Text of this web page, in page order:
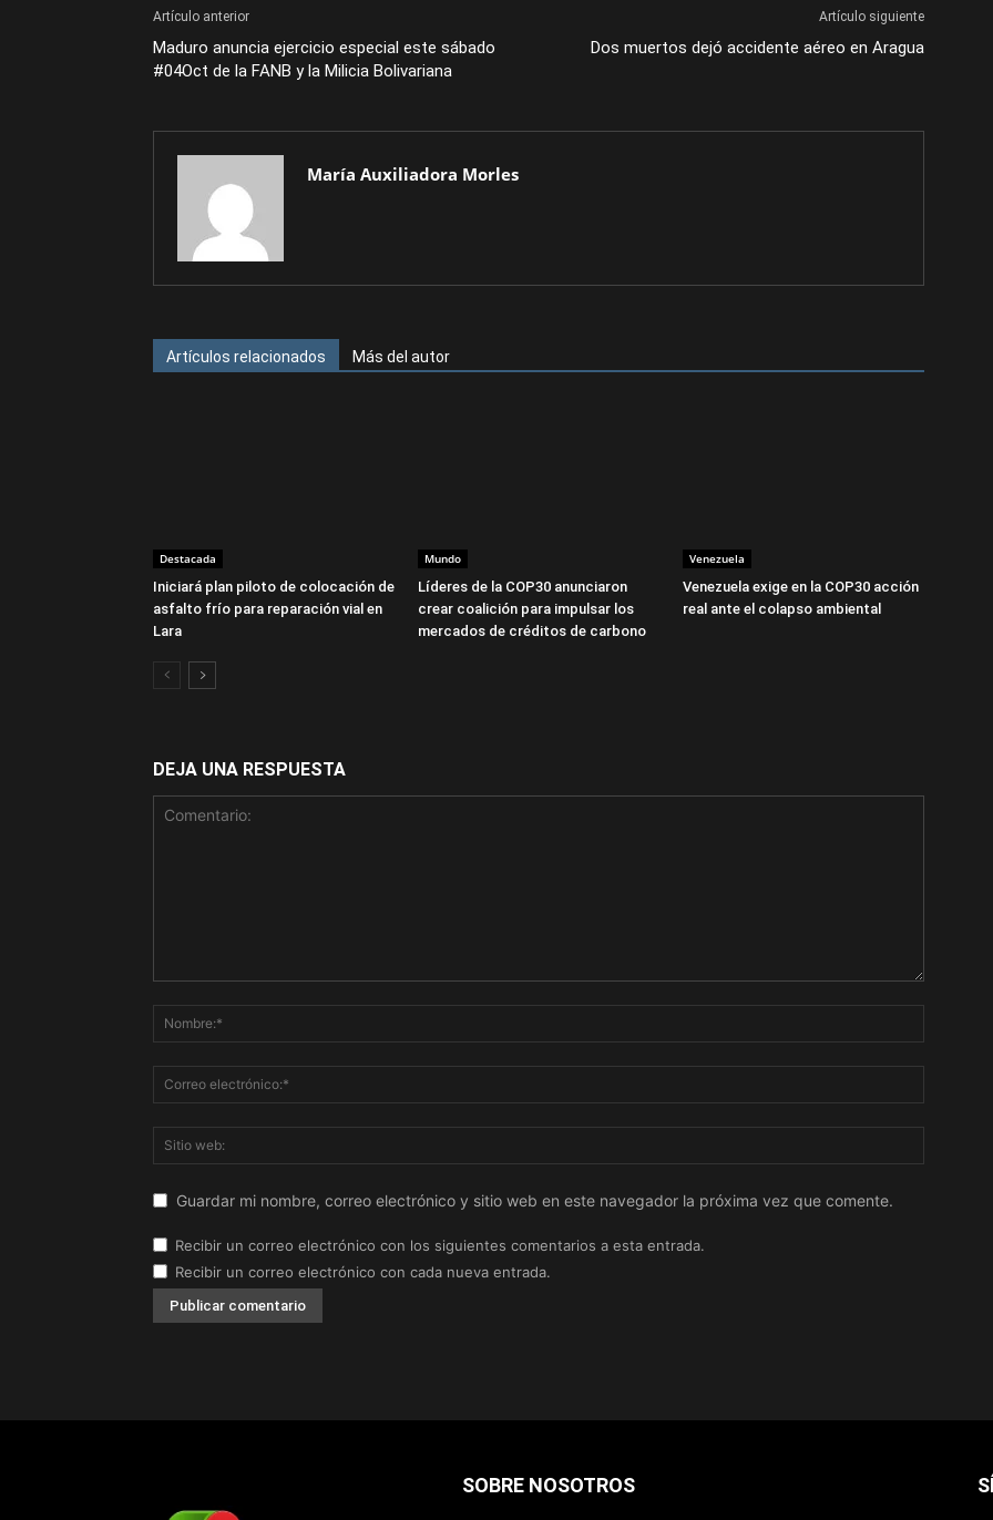
Artículo anterior
Maduro anuncia ejercicio especial este sábado
#04Oct de la FANB y la Milicia Bolivariana
Artículo siguiente
Dos muertos dejó accidente aéreo en Aragua
María Auxiliadora Morles
Artículos relacionados Más del autor
Destacada
Iniciará plan piloto de colocación de
asfalto frío para reparación vial en
Lara
Mundo
Líderes de la COP30 anunciaron
crear coalición para impulsar los
mercados de créditos de carbono
Venezuela
Venezuela exige en la COP30 acción
real ante el colapso ambiental
DEJA UNA RESPUESTA
Guardar mi nombre, correo electrónico y sitio web en este navegador la próxima vez que comente.
Recibir un correo electrónico con los siguientes comentarios a esta entrada.
Recibir un correo electrónico con cada nueva entrada.
SOBRE NOSOTROS